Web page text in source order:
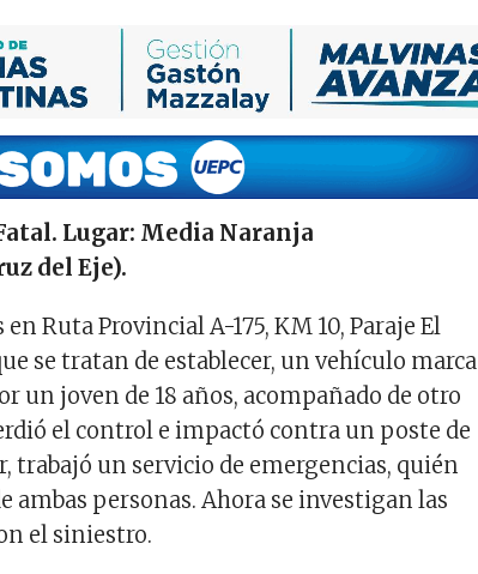
Lugar: Media Naranja
del Eje).
Ruta Provincial A-175, KM 10, Paraje El
se tratan de establecer, un vehículo marca
un joven de 18 años, acompañado de otro
el control e impactó contra un poste de
trabajó un servicio de emergencias, quién
ambas personas. Ahora se investigan las
el siniestro.